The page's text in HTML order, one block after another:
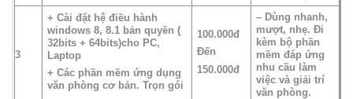
3
+ Cài đặt hệ điều hành
windows 8, 8.1 bản quyền (
32bits + 64bits)cho PC,
Laptop
+ Các phần mềm ứng dụng
văn phòng cơ bản. Trọn gói
100.000đ
Đến
150.000đ
– Dùng nhanh,
mượt, nhẹ. Đi
kèm bộ phần
mềm đáp ứng
nhu cầu làm
việc và giải trí
văn phòng.